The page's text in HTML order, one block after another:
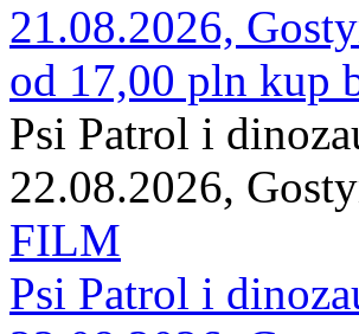
21.08.2026,
od 17,00 pln kup
Psi Patrol i
22.08.2026,
FILM
Psi Patrol i